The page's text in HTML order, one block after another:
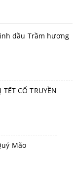
dầu Trầm hương
CỔ TRUYỀN
Mão